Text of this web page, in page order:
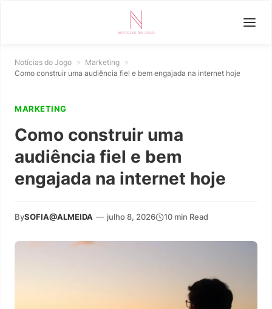
Notícias do Jogo » Marketing »
Como construir uma audiência fiel e bem engajada na internet hoje
MARKETING
Como construir uma
audiência fiel e bem
engajada na internet hoje
BySOFIA@ALMEIDA — julho 8, 2026 10 min Read